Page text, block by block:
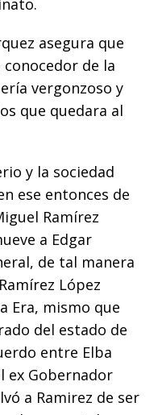
asegura que
de la
vergonzoso y
que quedara al
y la sociedad
ese entonces de
Ramírez
a Edgar
de tal manera
López
Era, mismo que
del estado de
entre Elba
ex Gobernador
a Ramirez de ser